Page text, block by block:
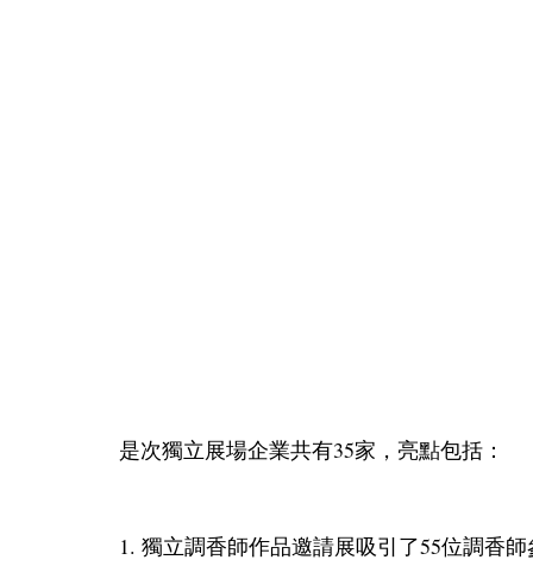
是次獨立展場企業共有35家，亮點包括：
1. 獨立調香師作品邀請展吸引了55位調香